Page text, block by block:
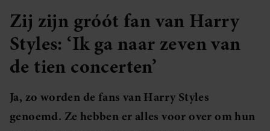
Zij zijn gróót fan van Harry
Styles: ‘Ik ga naar zeven van
de tien concerten’
Ja, zo worden de fans van Harry Styles
genoemd. Ze hebben er alles voor over om hun